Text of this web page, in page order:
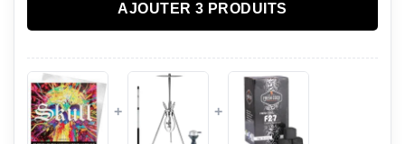
AJOUTER 3 PRODUITS
+ +